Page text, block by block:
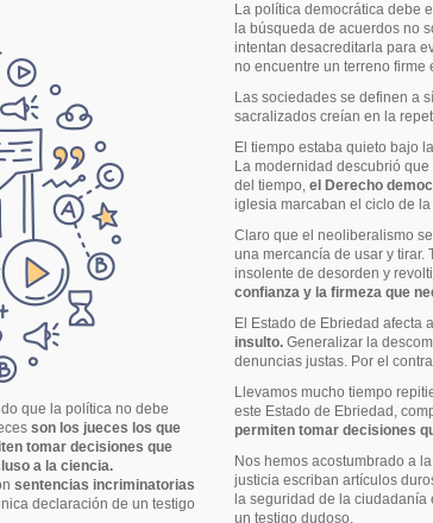
que la política no debe
son los jueces los que
tomar decisiones que
a la ciencia.
sentencias incriminatorias
declaración de un testigo
La política democrática debe
la búsqueda de acuerdos no
intentan desacreditarla para
no encuentre un terreno
Las sociedades se definen a
sacralizados creían en la
El tiempo estaba quieto bajo
La modernidad descubrió
del tiempo,el Derecho
iglesia marcaban el ciclo de
Claro que el neoliberalismo
una mercancía de usar y
insolente de desorden y
confianza y la firmeza que
El Estado de Ebriedad afecta
insulto. Generalizar la
denuncias justas. Por el
Llevamos mucho tiempo
este Estado de Ebriedad,
permiten tomar decisiones
Nos hemos acostumbrado a
justicia escriban artículos
la seguridad de la
un testigo dudoso.